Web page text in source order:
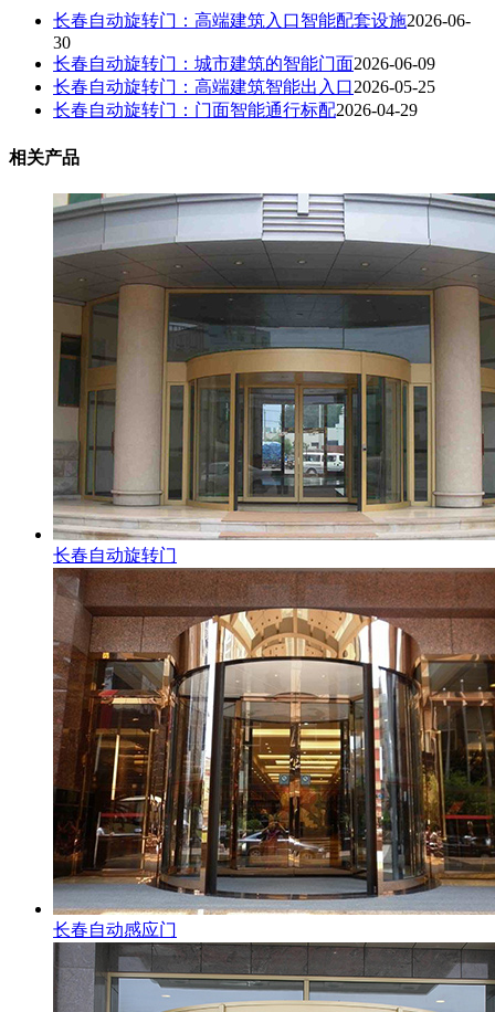
长春自动旋转门：高端建筑入口智能配套设施2026-06-
30
长春自动旋转门：城市建筑的智能门面2026-06-09
长春自动旋转门：高端建筑智能出入口2026-05-25
长春自动旋转门：门面智能通行标配2026-04-29
相关产品
长春自动旋转门
长春自动感应门